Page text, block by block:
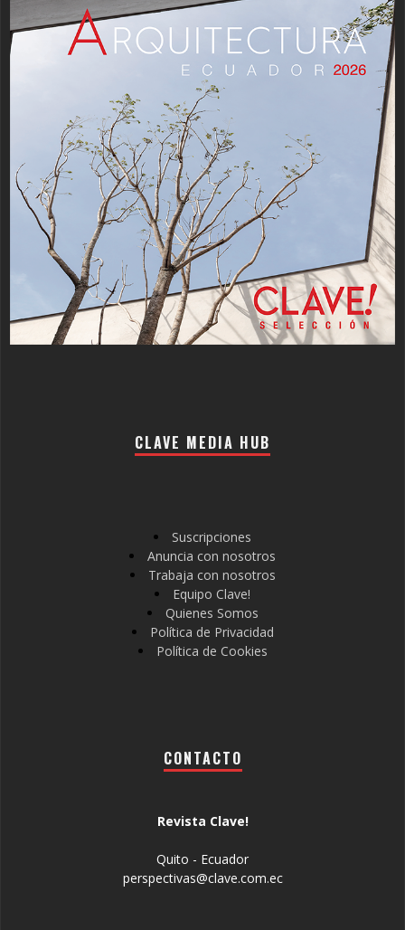
CLAVE MEDIA HUB
Suscripciones
Anuncia con nosotros
Trabaja con nosotros
Equipo Clave!
Quienes Somos
Política de Privacidad
Política de Cookies
CONTACTO
Revista Clave!
Quito - Ecuador
perspectivas@clave.com.ec